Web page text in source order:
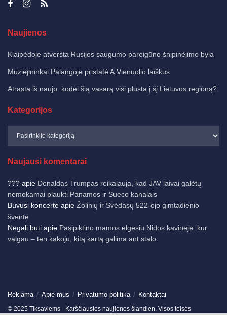
Naujienos
Klaipėdoje atversta Rusijos saugumo pareigūno šnipinėjimo byla
Muziejininkai Palangoje pristatė A.Vienuolio laiškus
Atrasta iš naujo: kodėl šią vasarą visi plūsta į šį Lietuvos regioną?
Kategorijos
Naujausi komentarai
??? apie Donaldas Trumpas reikalauja, kad JAV laivai galėtų
nemokamai plaukti Panamos ir Sueco kanalais
Buvusi koncerte apie Žolinių ir Svėdasų 522-ojo gimtadienio
šventė
Negali būti apie Pasipiktino mamos elgesiu Nidos kavinėje: kur
valgau – ten kakoju, kitą kartą galima ant stalo
Reklama Apie mus Privatumo politika Kontaktai
© 2025 Tiksaviems - Karščiausios naujienos šiandien. Visos teisės